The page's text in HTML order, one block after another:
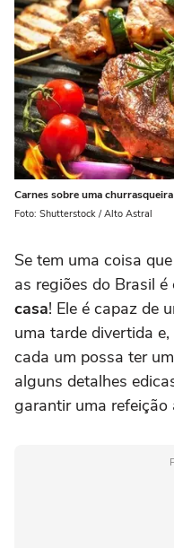
Carnes sobre uma churrasqueira
Foto: Shutterstock / Alto Astral
Se tem uma coisa
as regiões do Brasil é
casa! Ele é capaz de
uma tarde divertida
cada um possa ter
alguns detalhes
garantir uma